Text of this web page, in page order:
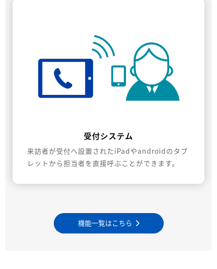
受付システム
来訪者が受付へ設置されたiPadやandroidのタブ
レットから担当者を直接呼ぶことができます。
機能一覧はこちら